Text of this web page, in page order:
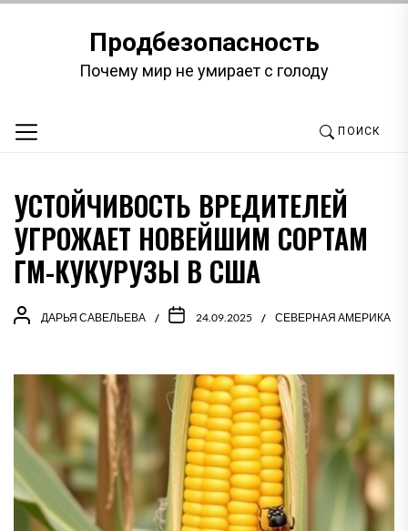
содержимомуПродбезопасность
Почему мир не умирает с голоду
ПОИСК
УСТОЙЧИВОСТЬ ВРЕДИТЕЛЕЙ
УГРОЖАЕТ НОВЕЙШИМ СОРТАМ
ГМ-КУКУРУЗЫ В США
ДАРЬЯ САВЕЛЬЕВА 24.09.2025 СЕВЕРНАЯ АМЕРИКА